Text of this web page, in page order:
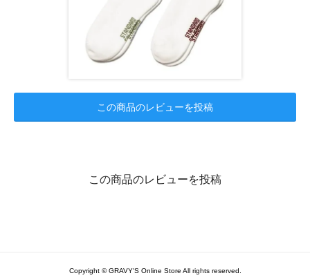
この商品のレビューを投稿
この商品のレビューを投稿
Copyright © GRAVY'S Online Store All rights reserved.